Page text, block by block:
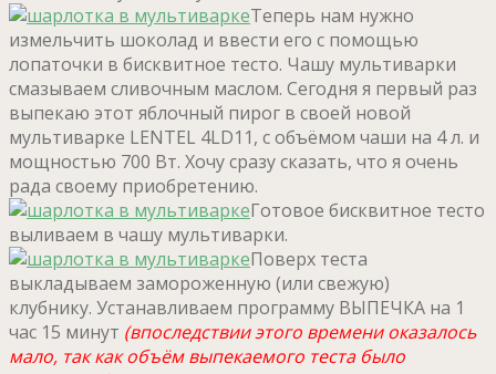
Теперь нам нужно
измельчить шоколад и ввести его с помощью
лопаточки в бисквитное тесто. Чашу мультиварки
смазываем сливочным маслом. Сегодня я первый раз
выпекаю этот яблочный пирог в своей новой
мультиварке LENTEL 4LD11, с объёмом чаши на 4 л. и
мощностью 700 Вт. Хочу сразу сказать, что я очень
рада своему приобретению.
Готовое бисквитное тесто
выливаем в чашу мультиварки.
Поверх теста
выкладываем замороженную (или свежую)
клубнику. Устанавливаем программу ВЫПЕЧКА на 1
час 15 минут (впоследствии этого времени оказалось
мало, так как объём выпекаемого теста было